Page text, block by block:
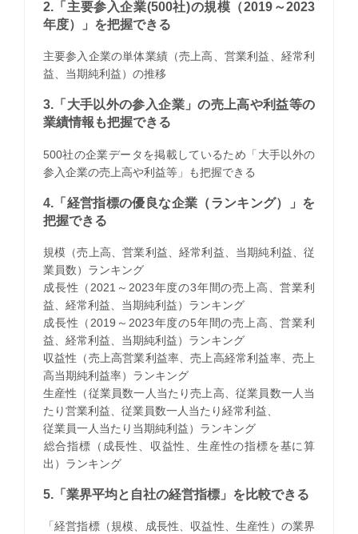
2.「主要参入企業(500社)の規模（2019～2023
年度）」を把握できる
主要参入企業の単体業績（売上高、営業利益、経常利
益、当期純利益）の推移
3.「大手以外の参入企業」の売上高や利益等の
業績情報も把握できる
500社の企業データを掲載しているため「大手以外の
参入企業の売上高や利益等」も把握できる
4.「経営指標の優良な企業（ランキング）」を
把握できる
規模（売上高、営業利益、経常利益、当期純利益、従
業員数）ランキング
成長性（2021～2023年度の3年間の売上高、営業利
益、経常利益、当期純利益）ランキング
成長性（2019～2023年度の5年間の売上高、営業利
益、経常利益、当期純利益）ランキング
収益性（売上高営業利益率、売上高経常利益率、売上
高当期純利益率）ランキング
生産性（従業員数一人当たり売上高、従業員数一人当
たり営業利益、従業員数一人当たり経常利益、
従業員一人当たり当期純利益）ランキング
​総合指標（成長性、収益性、生産性の指標を基に算
出）ランキング
5.「業界平均と自社の経営指標」を比較できる
「経営指標（規模、成長性、収益性、生産性）の業界